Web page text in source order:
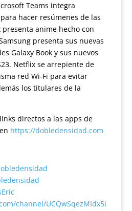
Teams integra
hacer resúmenes de las
anime hecho con
presenta sus nuevas
Galaxy Book y sus nuevos
Netflix se arrepiente de
red Wi-Fi para evitar
los titulares de la
directos a las apps de
https://dobledensidad.com
channel/UCQwSqezMIdx5l